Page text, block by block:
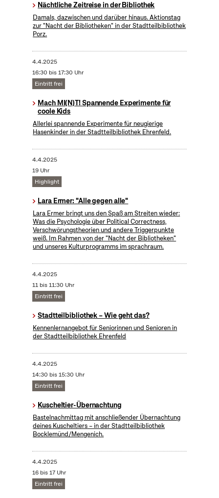
Nächtliche Zeitreise in der Bibliothek
Damals, dazwischen und darüber hinaus. Aktionstag
zur "Nacht der Bibliotheken" in der Stadtteilbibliothek
Porz.
4.4.2025
16:30 bis 17:30 Uhr
Eintritt frei
Mach MI(N)T! Spannende Experimente für
coole Kids
Allerlei spannende Experimente für neugierige
Hasenkinder in der Stadtteilbibliothek Ehrenfeld.
4.4.2025
19 Uhr
Highlight
Lara Ermer: "Alle gegen alle"
Lara Ermer bringt uns den Spaß am Streiten wieder:
Was die Psychologie über Political Correctness,
Verschwörungstheorien und andere Triggerpunkte
weiß. Im Rahmen von der "Nacht der Bibliotheken"
und unseres Kulturprogramms im sprachraum.
4.4.2025
11 bis 11:30 Uhr
Eintritt frei
Stadtteilbibliothek – Wie geht das?
Kennenlernangebot für Seniorinnen und Senioren in
der Stadtteilbibliothek Ehrenfeld
4.4.2025
14:30 bis 15:30 Uhr
Eintritt frei
Kuscheltier-Übernachtung
Bastelnachmittag mit anschließender Übernachtung
deines Kuscheltiers – in der Stadtteilbibliothek
Bocklemünd/Mengenich.
4.4.2025
16 bis 17 Uhr
Eintritt frei